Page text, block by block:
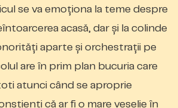
se va emoționa la teme despre
acasă, dar și la colinde
aparte și orchestrații pe
are în prim plan bucuria care
atunci când se aproprie
că ar fi o mare veselie în